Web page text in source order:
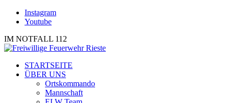
Instagram
Youtube
IM NOTFALL 112
STARTSEITE
ÜBER UNS
Ortskommando
Mannschaft